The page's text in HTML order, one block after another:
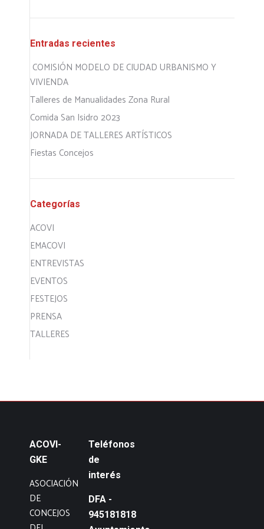
Entradas recientes
COMISIÓN MODELO DE CIUDAD URBANISMO Y
VIVIENDA
Talleres de Manualidades Zona Rural
Comida San Isidro 2023
JORNADA DE TALLERES ARTÍSTICOS
Fiestas Concejos
Categorías
ACOVI
EMACOVI
ENTREVISTAS
EVENTOS
FESTEJOS
PRENSA
TALLERES
ACOVI-
GKE
ASOCIACIÓN
DE
CONCEJOS
Teléfonos
de
interés
DFA -
945181818